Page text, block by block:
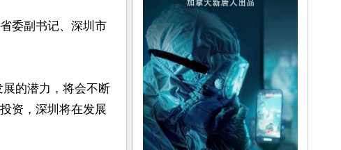
委副书记、深圳市
的潜力，将会不断
资，深圳将在发展